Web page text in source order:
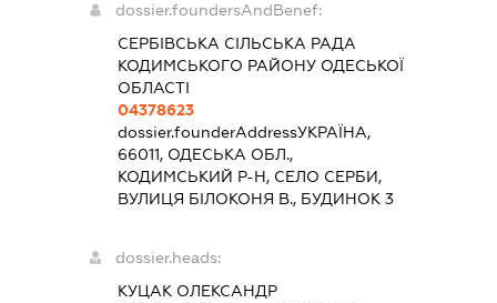
dossier.foundersAndBenef:
СЕРБІВСЬКА СІЛЬСЬКА РАДА
КОДИМСЬКОГО РАЙОНУ ОДЕСЬКОЇ
ОБЛАСТІ
04378623
dossier.founderAddressУКРАЇНА,
66011, ОДЕСЬКА ОБЛ.,
КОДИМСЬКИЙ Р-Н, СЕЛО СЕРБИ,
ВУЛИЦЯ БІЛОКОНЯ В., БУДИНОК 3
dossier.heads:
КУЦАК ОЛЕКСАНДР